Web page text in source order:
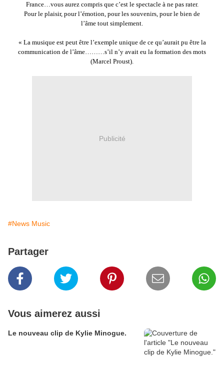
France…vous aurez compris que c’est le spectacle à ne pas rater.
Pour le plaisir, pour l’émotion, pour les souvenirs, pour le bien de
l’âme tout simplement.
« La musique est peut être l’exemple unique de ce qu’aurait pu être la
communication de l’âme………s’il n’y avait eu la formation des mots
(Marcel Proust).
Publicité
#News Music
Partager
Vous aimerez aussi
Le nouveau clip de Kylie Minogue.